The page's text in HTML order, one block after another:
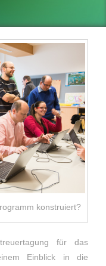
konstruiert?
für das
Einblick in die